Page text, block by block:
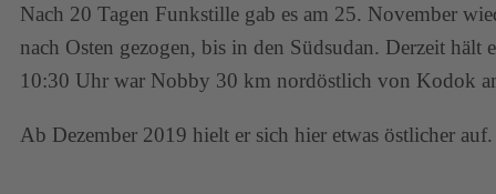
Nach 20 Tagen Funkstille gab es am 25. November
nach Osten gezogen, bis in den Südsudan. Derzeit
10:30 Uhr war Nobby 30 km nordöstlich von Kodok
Ab Dezember 2019 hielt er sich hier etwas östlicher auf.